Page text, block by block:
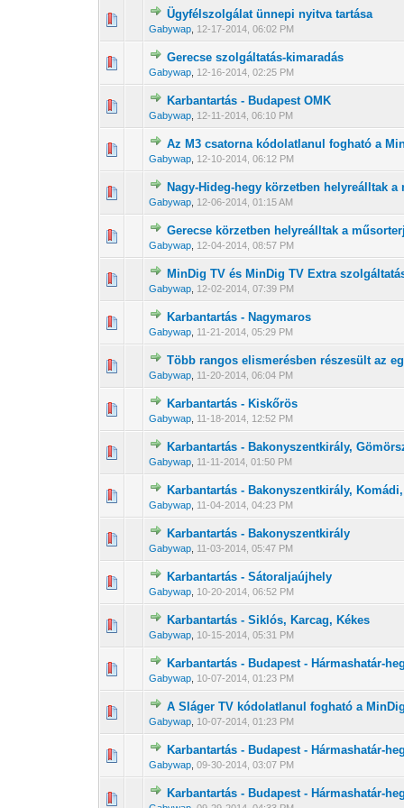
Ügyfélszolgálat ünnepi nyitva tartása
Gabywap 12-17-2014, 06:02 PM
0 Szavazat - 0
Gerecse szolgáltatás-kimaradás
Gabywap 12-16-2014, 02:25 PM
0 Szavazat - 0
Karbantartás - Budapest OMK
Gabywap 12-11-2014, 06:10 PM
0 Szavazat - 0
Az M3 csatorna kódolatlanul fogható a
Gabywap 12-10-2014, 06:12 PM
0 Szavazat - 01
Nagy-Hideg-hegy körzetben helyreálltak
Gabywap 12-06-2014, 01:15 AM
0 Szavazat - 01
Gerecse körzetben helyreálltak a
Gabywap 12-04-2014, 08:57 PM
0 Szavazat - 01
MinDig TV és MinDig TV Extra
Gabywap 12-02-2014, 07:39 PM
0 Szavazat - 01
Karbantartás - Nagymaros
Gabywap 11-21-2014, 05:29 PM
Több rangos elismerésben részesült az
Gabywap 11-20-2014, 06:04 PM
0 Szavazat - 01
Karbantartás - Kiskőrös
Gabywap 11-18-2014, 12:52 PM
Karbantartás - Bakonyszentkirály,
Gabywap 11-11-2014, 01:50 PM
0 Szavazat - 01
Karbantartás - Bakonyszentkirály,
Gabywap 11-04-2014, 04:23 PM
0 Szavazat - 01
Karbantartás - Bakonyszentkirály
Gabywap 11-03-2014, 05:47 PM
0 Szavazat - 0
Karbantartás - Sátoraljaújhely
Gabywap 10-20-2014, 06:52 PM
0 Szavazat - 0
Karbantartás - Siklós, Karcag, Kékes
Gabywap 10-15-2014, 05:31 PM
0 Szavazat - 0
Karbantartás - Budapest - Hármashatár-
Gabywap 10-07-2014, 01:23 PM
0 Szavazat - 01
A Sláger TV kódolatlanul fogható a
Gabywap 10-07-2014, 01:23 PM
0 Szavazat - 01
Karbantartás - Budapest - Hármashatár-
Gabywap ,09-30-2014, 03:07 PM
0 Szavazat - 01
Karbantartás - Budapest - Hármashatár-
0 Szavazat - 01